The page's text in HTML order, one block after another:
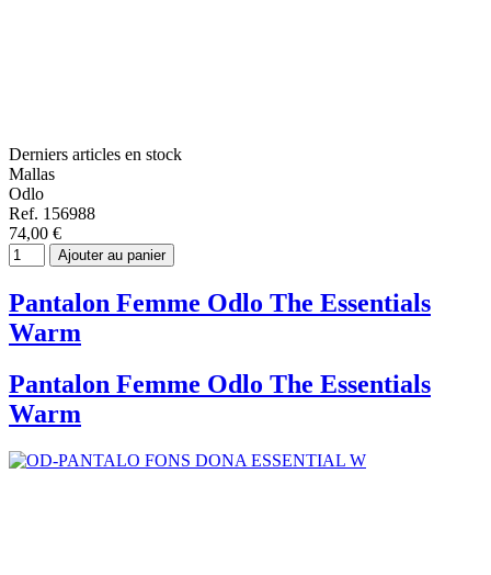
Derniers articles en stock
Mallas
Odlo
Ref. 156988
74,00 €
Ajouter au panier
Pantalon Femme Odlo The Essentials
Warm
Pantalon Femme Odlo The Essentials
Warm